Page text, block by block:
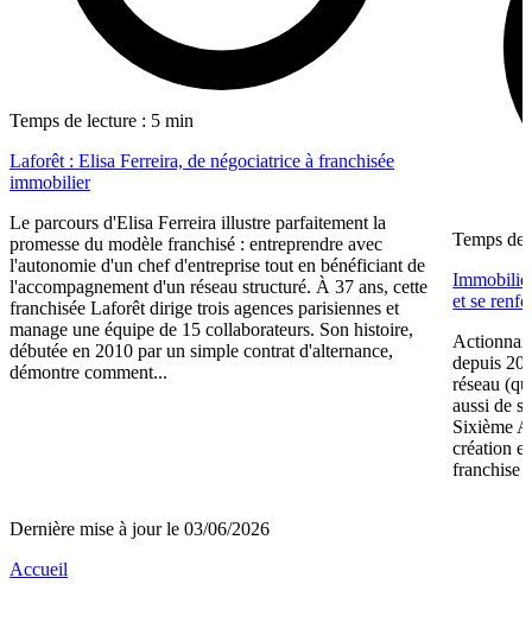
Temps de lecture : 5 min
Laforêt : Elisa Ferreira, de négociatrice à franchisée
immobilier
Le parcours d'Elisa Ferreira illustre parfaitement la
promesse du modèle franchisé : entreprendre avec
l'autonomie d'un chef d'entreprise tout en bénéficiant de
l'accompagnement d'un réseau structuré. À 37 ans, cette
franchisée Laforêt dirige trois agences parisiennes et
manage une équipe de 15 collaborateurs. Son histoire,
débutée en 2010 par un simple contrat d'alternance,
démontre comment...
Temps de
et se
depuis
réseau
aussi de
Sixième
création
franchise
Dernière mise à jour le 03/06/2026
Accueil